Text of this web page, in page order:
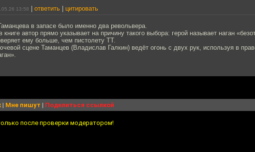
13:58 ответить цитировать
в запасе было именно два револьвера.
книге автор прямо указывает на причину такого выбора: герой называет наган
ему больше, чем пистолету ТТ.
сцене Таманцев (Владислав Галкин) ведёт огонь с двух рук, используя в
| Мне пишут | Поделиться ссылкой
после проверки модератором!